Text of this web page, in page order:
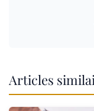
Articles